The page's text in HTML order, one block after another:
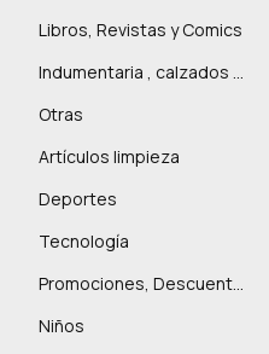
Libros, Revistas y Comics
Indumentaria , calzados y marroquinería
Otras
Artículos limpieza
Deportes
Tecnología
Promociones, Descuentos y más
Niños